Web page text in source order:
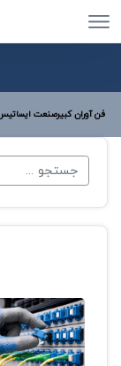
فن آوران کبیرصنعت